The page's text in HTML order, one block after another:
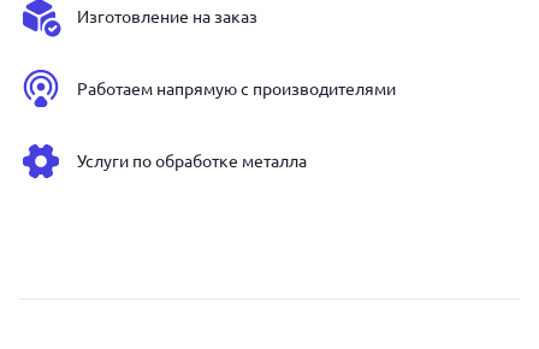
Изготовление на заказ
Работаем напрямую с производителями
Услуги по обработке металла